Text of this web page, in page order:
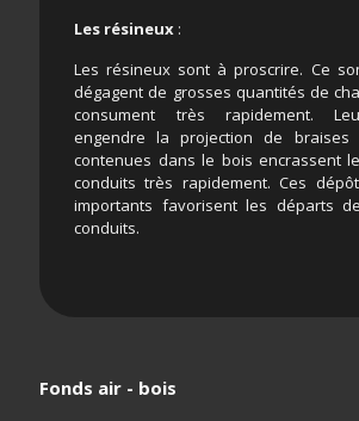
Les résineux :
Les résineux sont à proscrire. Ce
dégagent de grosses quantités de
consument très rapidement.
engendre la projection de
contenues dans le bois encrassent
conduits très rapidement. Ces
importants favorisent les départs
conduits.
Fonds air - bois